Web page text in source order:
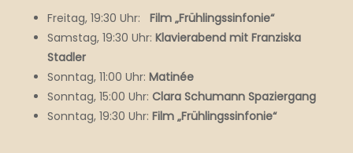
Freitag, 19:30 Uhr: Film „Frühlingssinfonie“
Samstag, 19:30 Uhr: Klavierabend mit Franziska
Stadler
Sonntag, 11:00 Uhr: Matinée
Sonntag, 15:00 Uhr: Clara Schumann Spaziergang
Sonntag, 19:30 Uhr: Film „Frühlingssinfonie“